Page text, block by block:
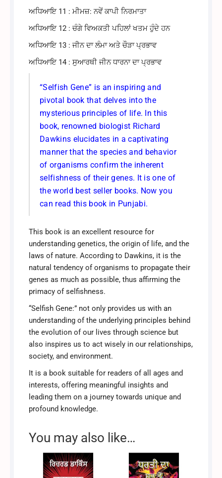
ਅਧਿਆਇ 11 : ਮੀਮਜ਼: ਨਵੇਂ ਕਾਪੀ ਨਿਰਮਾਤਾ
ਅਧਿਆਇ 12 : ਚੰਗੇ ਵਿਅਕਤੀ ਪਹਿਲਾਂ ਖਤਮ ਹੁੰਦੇ ਹਨ
ਅਧਿਆਇ 13 : ਜੀਨ ਦਾ ਲੰਮਾ ਅਤੇ ਚੌੜਾ ਪ੍ਰਭਾਵ
ਅਧਿਆਇ 14 : ਸੁਆਰਥੀ ਜੀਨ ਧਾਰਨਾ ਦਾ ਪ੍ਰਭਾਵ
“Selfish Gene” is an inspiring and
pivotal book that delves into the
mysterious principles of life. In this
book, renowned biologist Richard
Dawkins elucidates in a captivating
manner that the species and behavior
of organisms confirm the inherent
selfishness of their genes. It is one of
the world best seller books. Now you
can read this book in Punjabi.
This book is an excellent resource for
understanding genetics, the origin of life, and the
laws of nature. According to Dawkins, it is the
natural tendency of organisms to propagate their
genes as much as possible, thus affirming the
primacy of selfishness.
“Selfish Gene:” not only provides us with an
understanding of the underlying principles behind
the evolution of our lives through science but
also inspires us to act wisely in our relationships,
society, and environment.
It is a book suitable for readers of all ages and
interests, offering meaningful insights and
leading them on a journey towards unique and
profound knowledge.
You may also like…